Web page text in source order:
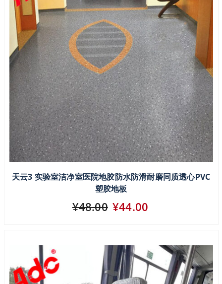
天云3 实验室洁净室医院地胶防水防滑耐磨同质透心PVC
塑胶地板
¥48.00 ¥44.00